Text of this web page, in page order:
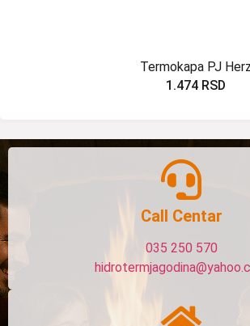
Termokapa PJ Herz
1.474 RSD
Call Centar
035 250 570